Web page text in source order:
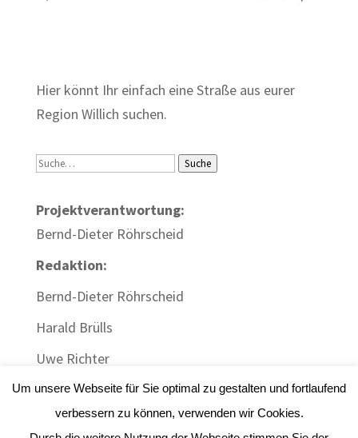
Hier könnt Ihr einfach eine Straße aus eurer
Region Willich suchen.
Suche Suche
Projektverantwortung:
Bernd-Dieter Röhrscheid
Redaktion:
Bernd-Dieter Röhrscheid
Harald Brülls
Uwe Richter
Um unsere Webseite für Sie optimal zu gestalten und fortlaufend
verbessern zu können, verwenden wir Cookies.